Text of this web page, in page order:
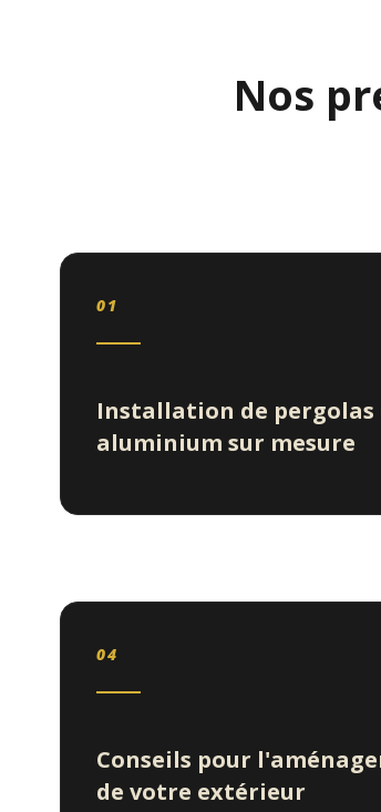
Nos
01
Installation de pergolas
aluminium sur mesure
04
Conseils pour
de votre extérieur